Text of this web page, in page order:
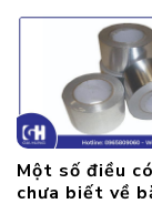
Một số điều
chưa biết về